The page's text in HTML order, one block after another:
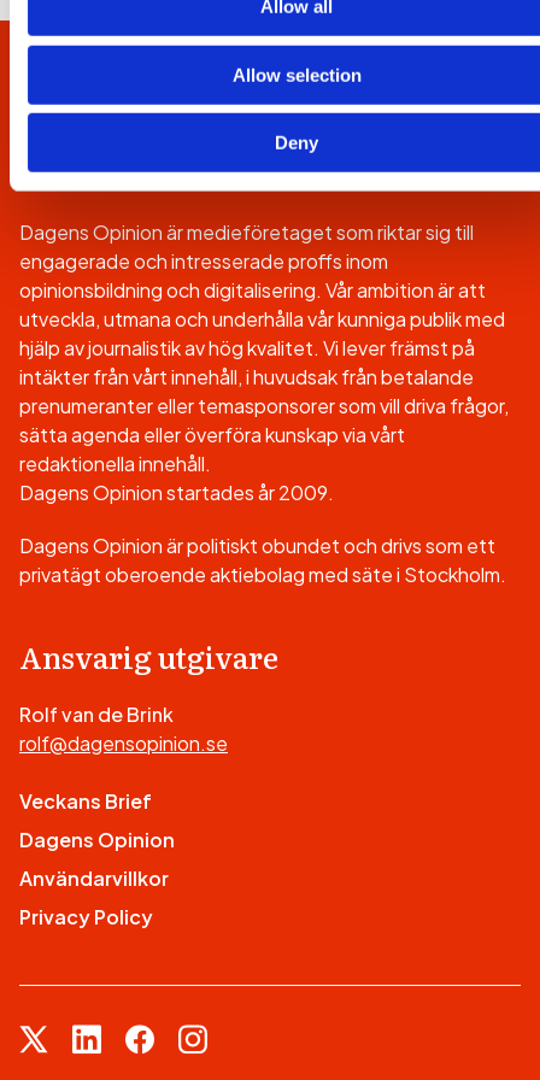
Allow all
Allow selection
Deny
Dagens Opinion är medieföretaget som riktar sig till
engagerade och intresserade proffs inom
opinionsbildning och digitalisering. Vår ambition är att
utveckla, utmana och underhålla vår kunniga publik med
hjälp av journalistik av hög kvalitet. Vi lever främst på
intäkter från vårt innehåll, i huvudsak från betalande
prenumeranter eller temasponsorer som vill driva frågor,
sätta agenda eller överföra kunskap via vårt
redaktionella innehåll.
Dagens Opinion startades år 2009.
Dagens Opinion är politiskt obundet och drivs som ett
privatägt oberoende aktiebolag med säte i Stockholm.
Ansvarig utgivare
Rolf van de Brink
rolf@dagensopinion.se
Veckans Brief
Dagens Opinion
Användarvillkor
Privacy Policy